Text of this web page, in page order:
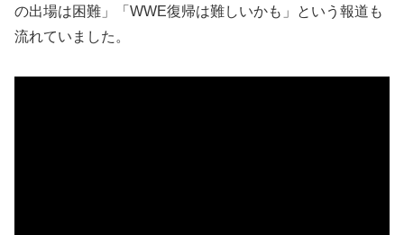
の出場は困難」「WWE復帰は難しいかも」という報道も
流れていました。